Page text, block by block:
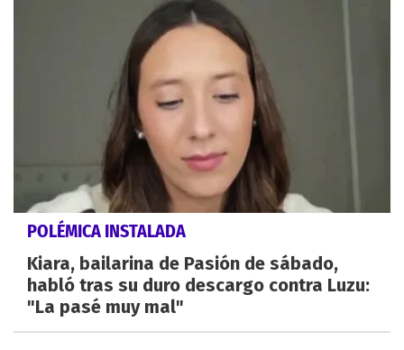
POLÉMICA INSTALADA
Kiara, bailarina de Pasión de sábado,
habló tras su duro descargo contra Luzu:
"La pasé muy mal"